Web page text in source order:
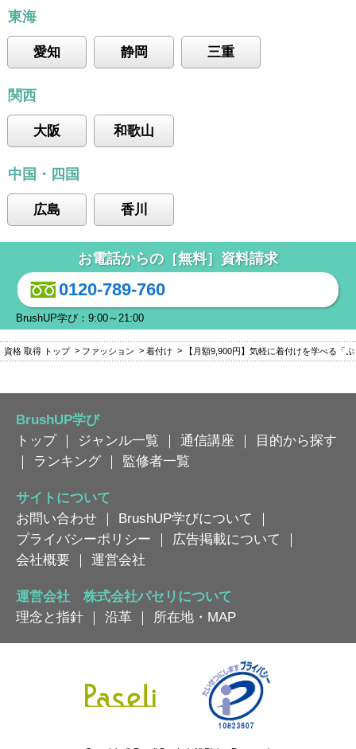
東海
愛知 静岡 三重
関西
大阪 和歌山
中国・四国
広島 香川
お電話からの［無料］資料請求
0120-789-760
BrushUP学び：9:00～21:00
資格 取得 トップ ファッション 着付け 【月額9,900円】気軽に着付けを学べる「
BrushUP学び
トップ｜ ジャンル一覧 ｜ 通信講座 ｜
目的から探す
｜
ランキング ｜ 監修者一覧
サイトについて
お問い合わせ ｜ BrushUP学びについて
｜
プライバシーポリシー ｜ 広告掲載について
｜
会社概要 ｜ 運営会社
運営会社 株式会社パセリについて
理念と指針 ｜ 沿革 ｜ 所在地・MAP